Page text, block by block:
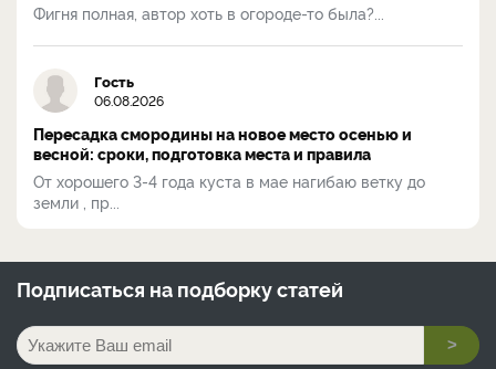
Фигня полная, автор хоть в огороде-то была?...
Гость
06.08.2026
Пересадка смородины на новое место осенью и
весной: сроки, подготовка места и правила
От хорошего 3-4 года куста в мае нагибаю ветку до
земли , пр...
Подписаться на подборку статей
>